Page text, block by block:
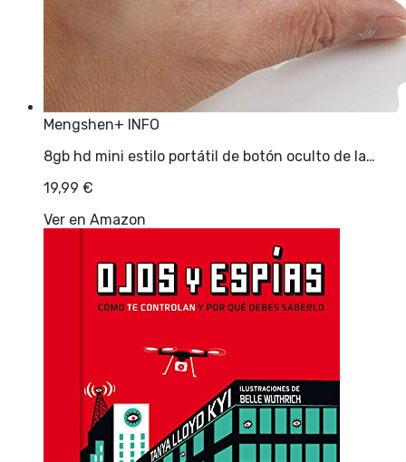
Mengshen+ INFO
8gb hd mini estilo portátil de botón oculto de la…
19,99 €
Ver en Amazon